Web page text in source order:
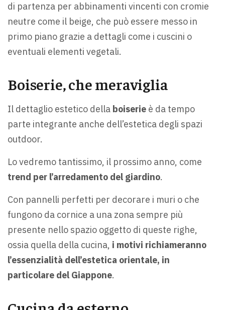
di partenza per abbinamenti vincenti con cromie
neutre come il beige, che può essere messo in
primo piano grazie a dettagli come i cuscini o
eventuali elementi vegetali.
Boiserie, che meraviglia
Il dettaglio estetico della boiserie è da tempo
parte integrante anche dell’estetica degli spazi
outdoor.
Lo vedremo tantissimo, il prossimo anno, come
trend per l’arredamento del giardino.
Con pannelli perfetti per decorare i muri o che
fungono da cornice a una zona sempre più
presente nello spazio oggetto di queste righe,
ossia quella della cucina, i motivi richiameranno
l’essenzialità dell’estetica orientale, in
particolare del Giappone.